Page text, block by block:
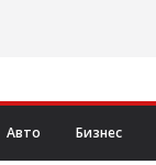
Авто Бизнес